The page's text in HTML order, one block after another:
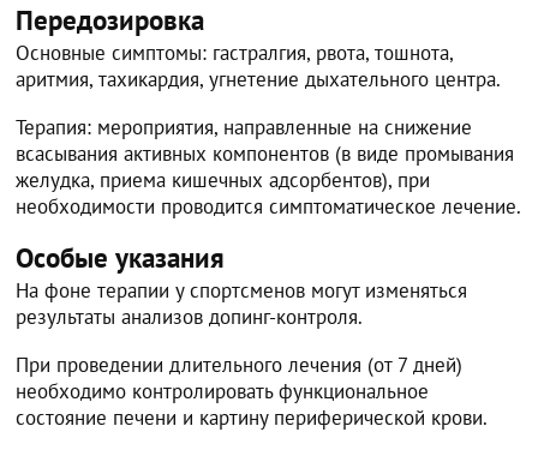
Передозировка
Основные симптомы: гастралгия, рвота, тошнота,
аритмия, тахикардия, угнетение дыхательного центра.
Терапия: мероприятия, направленные на снижение
всасывания активных компонентов (в виде промывания
желудка, приема кишечных адсорбентов), при
необходимости проводится симптоматическое лечение.
Особые указания
На фоне терапии у спортсменов могут изменяться
результаты анализов допинг-контроля.
При проведении длительного лечения (от 7 дней)
необходимо контролировать функциональное
состояние печени и картину периферической крови.